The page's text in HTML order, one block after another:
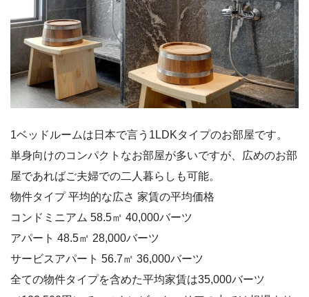
1ベッドルームは日本で言う1LDKタイプのお部屋です。
単身向けのコンパクトなお部屋が多いですが、広めのお部
屋であればご夫婦での二人暮らしも可能。
物件タイプ 平均的な広さ 家賃の平均価格
コンドミニアム 58.5㎡ 40,000バーツ
アパート 48.5㎡ 28,000バーツ
サービスアパート 56.7㎡ 36,000バーツ
全ての物件タイプを含めた平均家賃は35,000バーツ